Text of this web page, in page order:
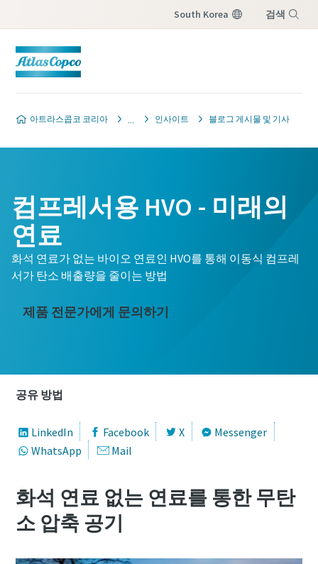
South Korea 검색
아트라스콥코 코리아 인사이트 블로그 게시물 및 기사
컴프레서용 HVO - 미래의
연료
화석 연료가 없는 바이오 연료인 HVO를 통해 이동식 컴프레
서가 탄소 배출량을 줄이는 방법
제품 전문가에게 문의하기
공유 방법
LinkedIn Facebook X
Messenger
WhatsApp
Mail
화석 연료 없는 연료를 통한 무탄
소 압축 공기